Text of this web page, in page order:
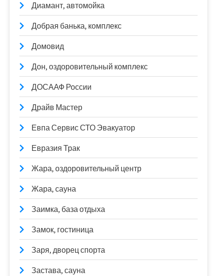
Диамант, автомойка
Добрая банька, комплекс
Домовид
Дон, оздоровительный комплекс
ДОСААФ России
Драйв Мастер
Евпа Сервис СТО Эвакуатор
Евразия Трак
Жара, оздоровительный центр
Жара, сауна
Заимка, база отдыха
Замок, гостиница
Заря, дворец спорта
Застава, сауна